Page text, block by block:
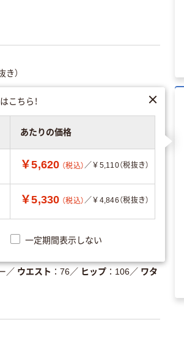
き）
エーションを見る
／ ウエスト 76／ ヒップ 106／ ワタ
こちら！
あたりの価格
￥5,620 （税込）／￥5,110（税抜き）
￥5,330 （税込）／￥4,846（税抜き）
一定期間表示しない